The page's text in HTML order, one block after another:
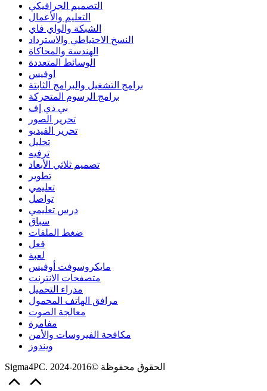
التصميم الجرافيكي
التعليم والأعمال
الشبكة والواي فاي
النسخ الاحتياطي والاسترداد
الهندسة والمحاكاة
الوسائط المتعددة
اوفيس
برامج التشغيل والبرامج الثابتة
برامج الرسوم المتحركة
بي دي إف
تحرير الصور
تحرير الفيديو
تحليل
ترفيه
تصميم ثلاثي الأبعاد
تطوير
تعليمي
تواصل
درس تعليمي
سباق
ضغط الملفات
فعل
لعبة
مايكروسوفت أوفيس
متصفحات الانترنت
مدراء التحميل
مرافق الهاتف المحمول
معالجة الصوت
مفامرة
مكافحة الفيروسات والأمن
ويندوز
Sigma4PC. الحقوق محفوظة ©2016-2024